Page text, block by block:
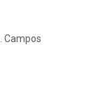
Campos